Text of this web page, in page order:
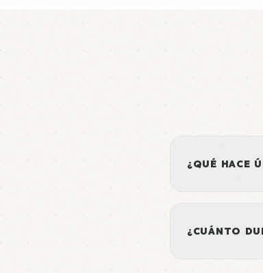
¿QUÉ HACE
¿CUÁNTO